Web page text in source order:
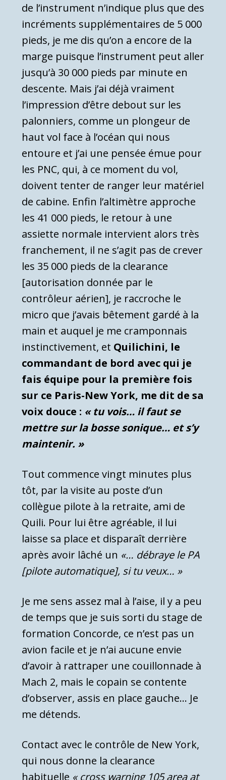
de l’instrument n’indique plus que des
incréments supplémentaires de 5 000
pieds, je me dis qu’on a encore de la
marge puisque l’instrument peut aller
jusqu’à 30 000 pieds par minute en
descente. Mais j’ai déjà vraiment
l’impression d’être debout sur les
palonniers, comme un plongeur de
haut vol face à l’océan qui nous
entoure et j’ai une pensée émue pour
les PNC, qui, à ce moment du vol,
doivent tenter de ranger leur matériel
de cabine. Enfin l’altimètre approche
les 41 000 pieds, le retour à une
assiette normale intervient alors très
franchement, il ne s’agit pas de crever
les 35 000 pieds de la clearance
[autorisation donnée par le
contrôleur aérien], je raccroche le
micro que j’avais bêtement gardé à la
main et auquel je me cramponnais
instinctivement, et Quilichini, le
commandant de bord avec qui je
fais équipe pour la première fois
sur ce Paris-New York, me dit de sa
voix douce : « tu vois… il faut se
mettre sur la bosse sonique… et s’y
maintenir. »
Tout commence vingt minutes plus
tôt, par la visite au poste d’un
collègue pilote à la retraite, ami de
Quili. Pour lui être agréable, il lui
laisse sa place et disparaît derrière
après avoir lâché un «… débraye le PA
[pilote automatique], si tu veux… »
Je me sens assez mal à l’aise, il y a peu
de temps que je suis sorti du stage de
formation Concorde, ce n’est pas un
avion facile et je n’ai aucune envie
d’avoir à rattraper une couillonnade à
Mach 2, mais le copain se contente
d’observer, assis en place gauche… Je
me détends.
Contact avec le contrôle de New York,
qui nous donne la clearance
habituelle « cross warning 105 area at